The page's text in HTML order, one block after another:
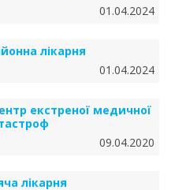
01.04.2024
лікарня
01.04.2024
екстреної медичної
09.04.2020
лікарня